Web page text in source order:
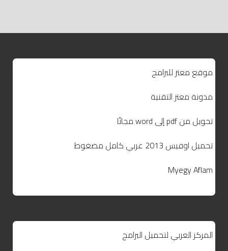
موقع معتز للبرامج
مدونة معتز التقنية
تحويل من pdf إلى word مجانًا
تحميل اوفيس 2013 عربي كامل مضغوط
Myegy Aflam
المركز العربي لتحميل البرامج